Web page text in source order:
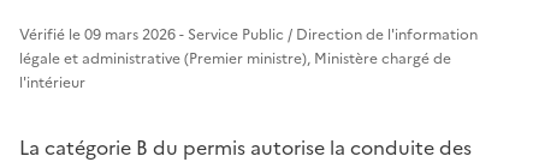
Vérifié le 09 mars 2026 - Service Public / Direction de l'information
légale et administrative (Premier ministre), Ministère chargé de
l'intérieur
La catégorie B du permis autorise la conduite des